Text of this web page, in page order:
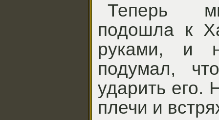
Теперь
подошла к
руками, и
подумал,
ударить его.
плечи и